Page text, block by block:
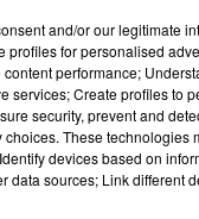
: lors de son périple
à la poubelle ou dont
Orléans ,Tours,
à Agadir le 18
communiquer, il
and/or our legitimate
for personalised
performance;
services; Create profiles to
security, prevent and
These technologies
devices based on
sources; Link different